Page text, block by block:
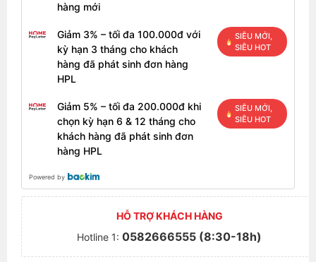
hàng mới
Giảm 3% – tối đa 100.000đ với
kỳ hạn 3 tháng cho khách
hàng đã phát sinh đơn hàng
HPL
SIÊU MỚI,
SIÊU HOT
Giảm 5% – tối đa 200.000đ khi
chọn kỳ hạn 6 & 12 tháng cho
khách hàng đã phát sinh đơn
hàng HPL
SIÊU MỚI,
SIÊU HOT
Powered by
HỖ TRỢ KHÁCH HÀNG
Hotline 1: 0582666555 (8:30-18h)